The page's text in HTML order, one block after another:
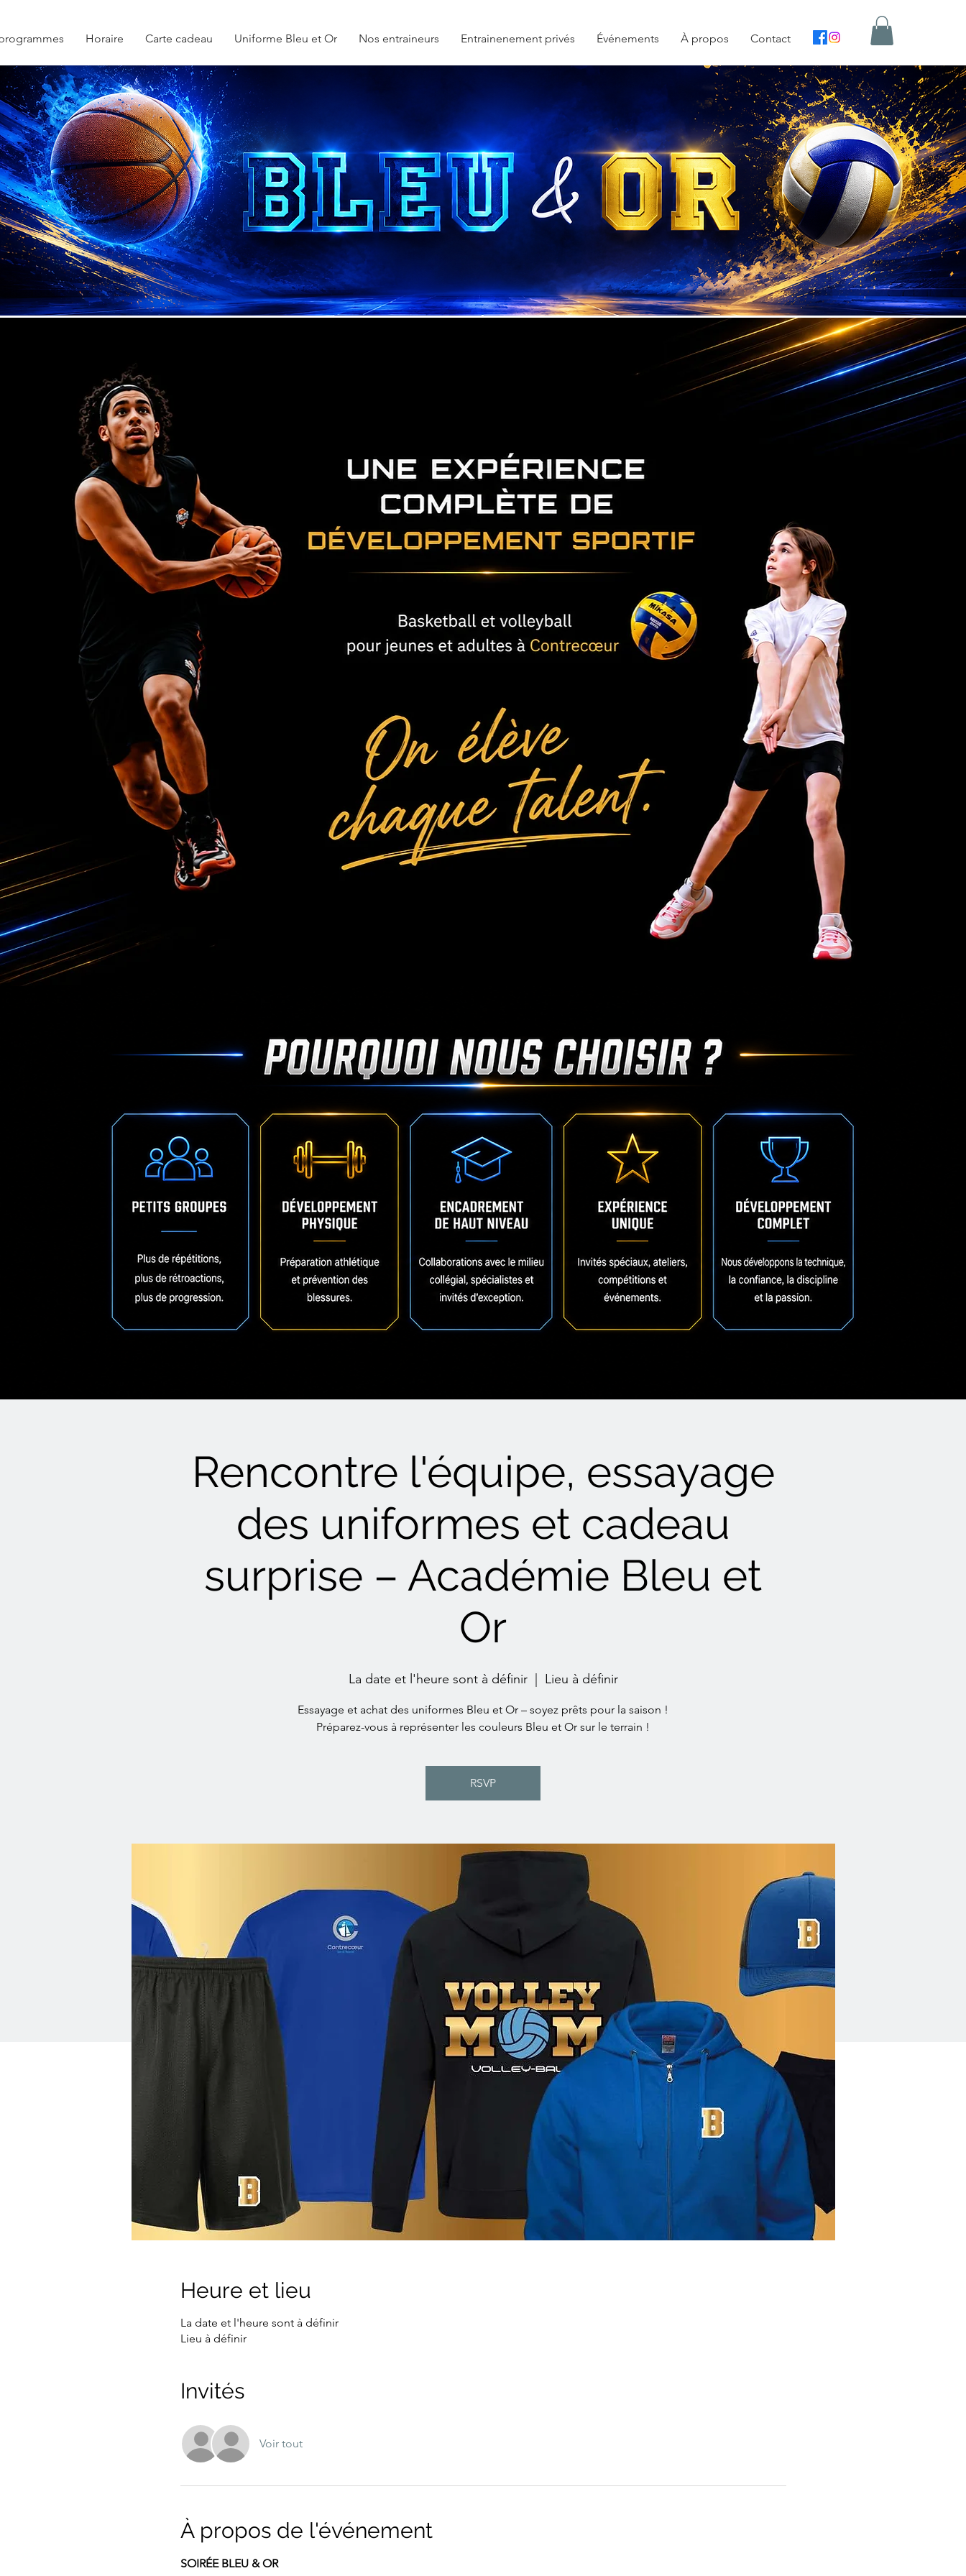
Horaire Carte cadeau Uniforme Bleu et Or Nos entraineurs Entrainenement privés Événements À propos Contact
Rencontre l'équipe, essayage
des uniformes et cadeau
surprise – Académie Bleu et
Or
La date et l'heure sont à définir
  |
Lieu à définir
Essayage et achat des uniformes Bleu et Or – soyez prêts pour la saison !
Préparez-vous à représenter les couleurs Bleu et Or sur le terrain !
RSVP
Heure et lieu
La date et l'heure sont à définir
Lieu à définir
Invités
Voir tout
À propos de l'événement
SOIRÉE BLEU & OR